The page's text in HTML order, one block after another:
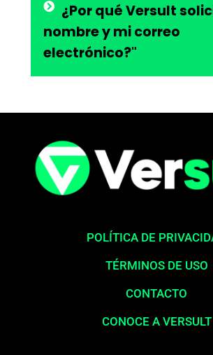
¿Por qué Versult
nombre y mi correo
electrónico?"
POLÍTICA DE
TÉRMINOS DE USO
CONTACTO
CONOCE A VERSULT